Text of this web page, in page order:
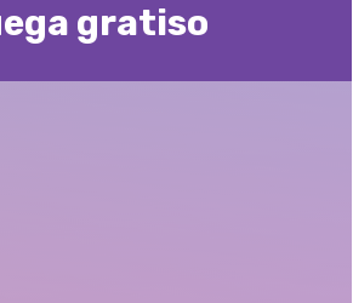
gratisо